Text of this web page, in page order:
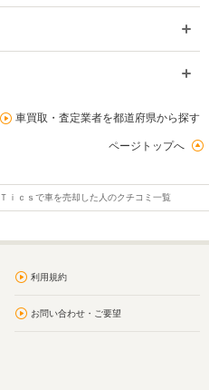
車買取・査定業者を都道府県から探す
ページトップへ
Ｔｉｃｓで車を売却した人のクチコミ一覧
利用規約
お問い合わせ・ご要望